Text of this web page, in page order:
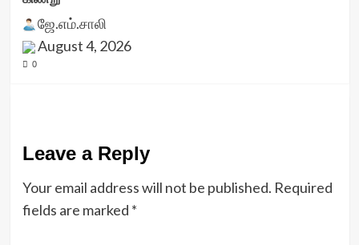
ஜே.எம்.சாலி
August 4, 2026
0
Leave a Reply
Your email address will not be published. Required
fields are marked *